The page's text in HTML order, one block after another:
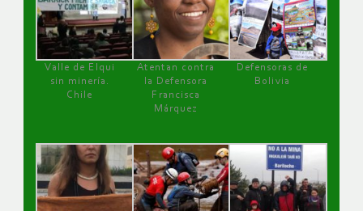
Valle de Elqui
sin minería.
Chile
Atentan contra
la Defensora
Francisca
Márquez
Defensoras de
Bolivia